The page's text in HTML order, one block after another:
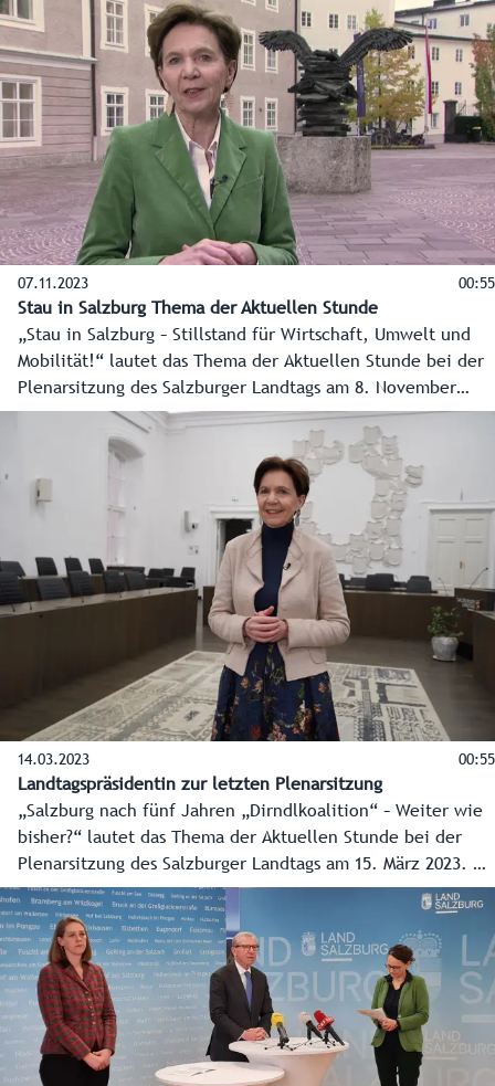
Landesregierung gewählt. Landtagspräsidentin Brigitta
Pallauf wird einstimmig wiedergewählt, zweiter
Landtagspräsident wird Andreas Teufl.
07.11.2023 00:55
Stau in Salzburg Thema der Aktuellen Stunde
„Stau in Salzburg – Stillstand für Wirtschaft, Umwelt und
Mobilität!“ lautet das Thema der Aktuellen Stunde bei der
Plenarsitzung des Salzburger Landtags am 8. November
2023 im Chiemseehof, eingebracht von der SPÖ.
14.03.2023 00:55
Landtagspräsidentin zur letzten Plenarsitzung
„Salzburg nach fünf Jahren „Dirndlkoalition“ – Weiter wie
bisher?“ lautet das Thema der Aktuellen Stunde bei der
Plenarsitzung des Salzburger Landtags am 15. März 2023. Es
ist die letzte Sitzung vor der Landtagswahl am 23. April
2023. Landtagspräsidentin Brigitta Pallauf erklärt im Video
die "vielen interessanten und wichtigen Themen für
Salzburg", wie sie betont.